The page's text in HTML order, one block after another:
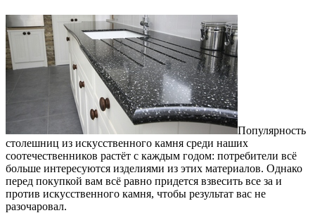
Популярность
столешниц из искусственного камня среди наших
соотечественников растёт с каждым годом: потребители всё
больше интересуются изделиями из этих материалов. Однако
перед покупкой вам всё равно придется взвесить все за и
против искусственного камня, чтобы результат вас не
разочаровал.